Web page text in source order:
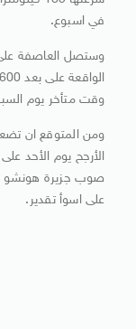
في اسبوع.
وستصل العاصفة على
وقت متأخر يوم
ومن المتوقع ان
الأرجح يوم الأحد
صوب جزيرة هونشو
على اسوأ تقدير.